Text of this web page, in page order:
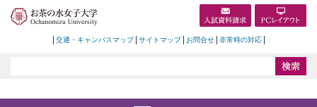
交通・キャンパスマップ サイトマップ お問合せ 非常時の対応